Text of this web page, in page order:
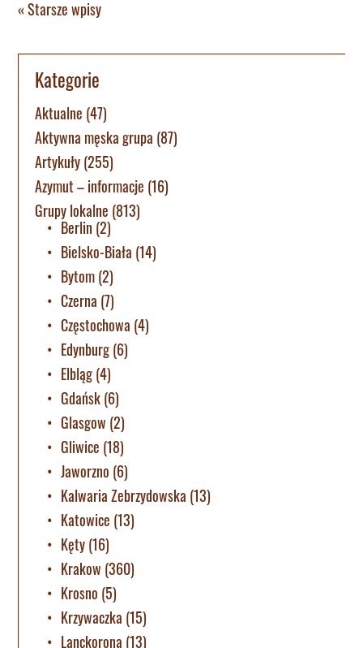
« Starsze wpisy
Kategorie
Aktualne (47)
Aktywna męska grupa (87)
Artykuły(255)
Azymut – informacje (16)
Grupy lokalne (813)
Berlin (2)
Bielsko-Biała (14)
Bytom(2)
Czerna (7)
Częstochowa (4)
Edynburg(6)
Elbląg(4)
Gdańsk(6)
Glasgow (2)
Gliwice (18)
Jaworzno (6)
Kalwaria Zebrzydowska (13)
Katowice (13)
Kęty(16)
Krakow (360)
Krosno (5)
Krzywaczka (15)
Lanckorona (13)